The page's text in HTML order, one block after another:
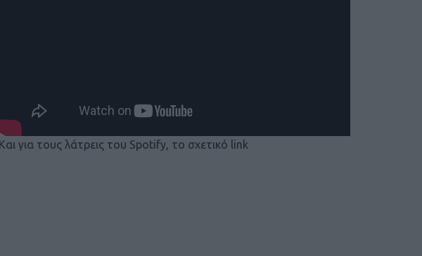
Και για τους λάτρεις του Spotify, το σχετικό link